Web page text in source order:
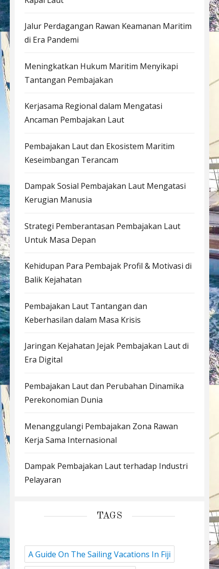
Jalur Perdagangan Rawan Keamanan Maritim
di Era Pandemi
Meningkatkan Hukum Maritim Menyikapi
Tantangan Pembajakan
Kerjasama Regional dalam Mengatasi
Ancaman Pembajakan Laut
Pembajakan Laut dan Ekosistem Maritim
Keseimbangan Terancam
Dampak Sosial Pembajakan Laut Mengatasi
Kerugian Manusia
Strategi Pemberantasan Pembajakan Laut
Untuk Masa Depan
Kehidupan Para Pembajak Profil & Motivasi di
Balik Kejahatan
Pembajakan Laut Tantangan dan
Keberhasilan dalam Masa Krisis
Jaringan Kejahatan Jejak Pembajakan Laut di
Era Digital
Pembajakan Laut dan Perubahan Dinamika
Perekonomian Dunia
Menanggulangi Pembajakan Zona Rawan
Kerja Sama Internasional
Dampak Pembajakan Laut terhadap Industri
Pelayaran
TAGS
A Guide On The Sailing Vacations In Fiji